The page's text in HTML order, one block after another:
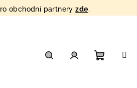
obchodní partneryzde.